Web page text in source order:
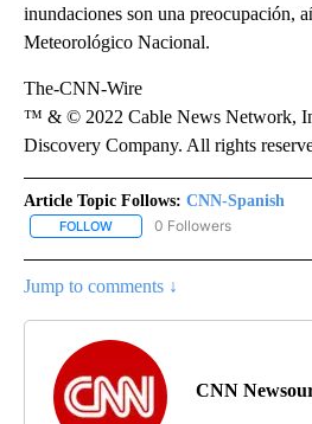
inundaciones son una preocupación,
Meteorológico Nacional.
The-CNN-Wire
™ & © 2022 Cable News Network,
Discovery Company. All rights
Article Topic Follows: CNN-Spanish
FOLLOW FOLLOW "CNN-SPANISH" TO
0 Followers
Jump to comments ↓
CNN